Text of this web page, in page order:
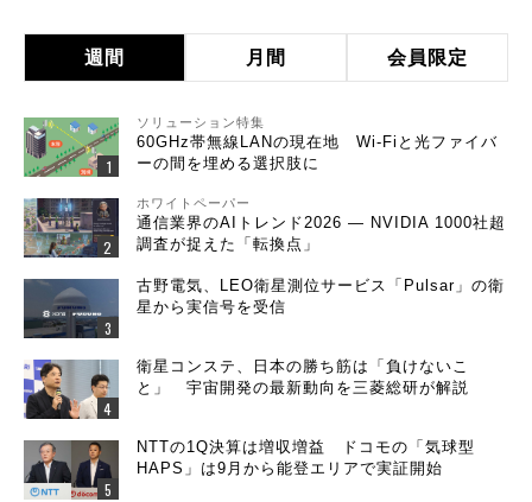
週間 月間 会員限定
ソリューション特集
60GHz帯無線LANの現在地 Wi-Fiと光ファイバ
ーの間を埋める選択肢に
ホワイトペーパー
通信業界のAIトレンド2026 ― NVIDIA 1000社超
調査が捉えた「転換点」
古野電気、LEO衛星測位サービス「Pulsar」の衛
星から実信号を受信
衛星コンステ、日本の勝ち筋は「負けないこ
と」 宇宙開発の最新動向を三菱総研が解説
NTTの1Q決算は増収増益 ドコモの「気球型
HAPS」は9月から能登エリアで実証開始